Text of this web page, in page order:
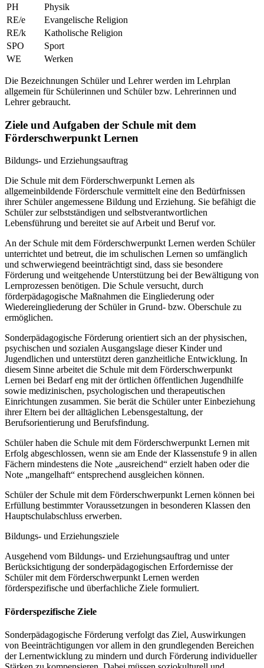
PH
Physik
RE/e
Evangelische Religion
RE/k
Katholische Religion
SPO
Sport
WE
Werken
Die Bezeichnungen Schüler und Lehrer werden im Lehrplan
allgemein für Schülerinnen und Schüler bzw. Lehrerinnen und
Lehrer gebraucht.
Ziele und Aufgaben der Schule mit dem
Förderschwerpunkt Lernen
Bildungs- und Erziehungsauftrag
Die Schule mit dem Förderschwerpunkt Lernen als
allgemeinbildende Förderschule vermittelt eine den Bedürfnissen
ihrer Schüler angemessene Bildung und Erziehung. Sie befähigt die
Schüler zur selbstständigen und selbstverantwortlichen
Lebensführung und bereitet sie auf Arbeit und Beruf vor.
An der Schule mit dem Förderschwerpunkt Lernen werden Schüler
unterrichtet und betreut, die im schulischen Lernen so umfänglich
und schwerwiegend beeinträchtigt sind, dass sie besondere
Förderung und weitgehende Unterstützung bei der Bewältigung von
Lernprozessen benötigen. Die Schule versucht, durch
förderpädagogische Maßnahmen die Eingliederung oder
Wiedereingliederung der Schüler in Grund- bzw. Oberschule zu
ermöglichen.
Sonderpädagogische Förderung orientiert sich an der physischen,
psychischen und sozialen Ausgangslage dieser Kinder und
Jugendlichen und unterstützt deren ganzheitliche Entwicklung. In
diesem Sinne arbeitet die Schule mit dem Förderschwerpunkt
Lernen bei Bedarf eng mit der örtlichen öffentlichen Jugendhilfe
sowie medizinischen, psychologischen und therapeutischen
Einrichtungen zusammen. Sie berät die Schüler unter Einbeziehung
ihrer Eltern bei der alltäglichen Lebensgestaltung, der
Berufsorientierung und Berufsfindung.
Schüler haben die Schule mit dem Förderschwerpunkt Lernen mit
Erfolg abgeschlossen, wenn sie am Ende der Klassenstufe 9 in allen
Fächern mindestens die Note „ausreichend“ erzielt haben oder die
Note „mangelhaft“ entsprechend ausgleichen können.
Schüler der Schule mit dem Förderschwerpunkt Lernen können bei
Erfüllung bestimmter Voraussetzungen in besonderen Klassen den
Hauptschulabschluss erwerben.
Bildungs- und Erziehungsziele
Ausgehend vom Bildungs- und Erziehungsauftrag und unter
Berücksichtigung der sonderpädagogischen Erfordernisse der
Schüler mit dem Förderschwerpunkt Lernen werden
förderspezifische und überfachliche Ziele formuliert.
Förderspezifische Ziele
Sonderpädagogische Förderung verfolgt das Ziel, Auswirkungen
von Beeinträchtigungen vor allem in den grundlegenden Bereichen
der Lernentwicklung zu mindern und durch Förderung individueller